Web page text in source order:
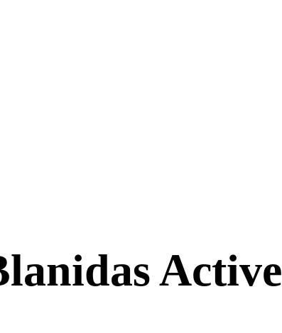
Active